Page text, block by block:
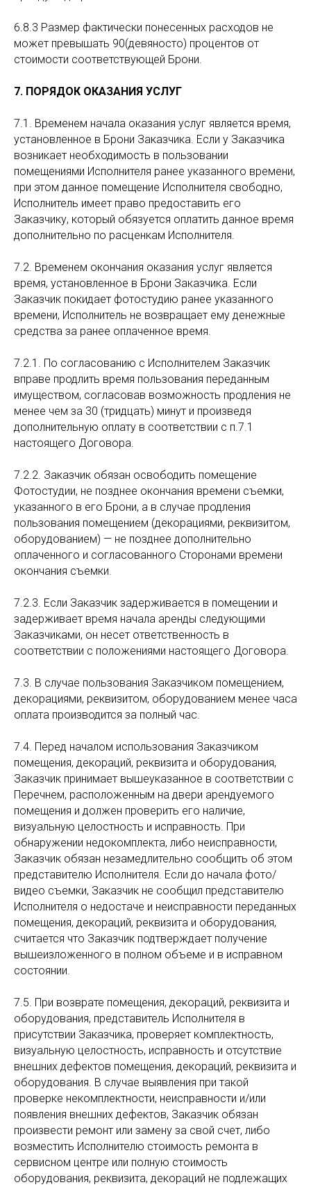
6.8.3 Размер фактически понесенных расходов не
может превышать 90(девяносто) процентов от
стоимости соответствующей Брони.
7. ПОРЯДОК ОКАЗАНИЯ УСЛУГ
7.1. Временем начала оказания услуг является время,
установленное в Брони Заказчика. Если у Заказчика
возникает необходимость в пользовании
помещениями Исполнителя ранее указанного времени,
при этом данное помещение Исполнителя свободно,
Исполнитель имеет право предоставить его
Заказчику, который обязуется оплатить данное время
дополнительно по расценкам Исполнителя.
7.2. Временем окончания оказания услуг является
время, установленное в Брони Заказчика. Если
Заказчик покидает фотостудию ранее указанного
времени, Исполнитель не возвращает ему денежные
средства за ранее оплаченное время.
7.2.1. По согласованию с Исполнителем Заказчик
вправе продлить время пользования переданным
имуществом, согласовав возможность продления не
менее чем за 30 (тридцать) минут и произведя
дополнительную оплату в соответствии с п.7.1
настоящего Договора.
7.2.2. Заказчик обязан освободить помещение
Фотостудии, не позднее окончания времени съемки,
указанного в его Брони, а в случае продления
пользования помещением (декорациями, реквизитом,
оборудованием) — не позднее дополнительно
оплаченного и согласованного Сторонами времени
окончания съемки.
7.2.3. Если Заказчик задерживается в помещении и
задерживает время начала аренды следующими
Заказчиками, он несет ответственность в
соответствии с положениями настоящего Договора.
7.3. В случае пользования Заказчиком помещением,
декорациями, реквизитом, оборудованием менее часа
оплата производится за полный час.
7.4. Перед началом использования Заказчиком
помещения, декораций, реквизита и оборудования,
Заказчик принимает вышеуказанное в соответствии с
Перечнем, расположенным на двери арендуемого
помещения и должен проверить его наличие,
визуальную целостность и исправность. При
обнаружении недокомплекта, либо неисправности,
Заказчик обязан незамедлительно сообщить об этом
представителю Исполнителя. Если до начала фото/
видео съемки, Заказчик не сообщил представителю
Исполнителя о недостаче и неисправности переданных
помещения, декораций, реквизита и оборудования,
считается что Заказчик подтверждает получение
вышеизложенного в полном объеме и в исправном
состоянии.
7.5. При возврате помещения, декораций, реквизита и
оборудования, представитель Исполнителя в
присутствии Заказчика, проверяет комплектность,
визуальную целостность, исправность и отсутствие
внешних дефектов помещения, декораций, реквизита и
оборудования. В случае выявления при такой
проверке некомплектности, неисправности и/или
появления внешних дефектов, Заказчик обязан
произвести ремонт или замену за свой счет, либо
возместить Исполнителю стоимость ремонта в
сервисном центре или полную стоимость
оборудования, реквизита, декораций не подлежащих